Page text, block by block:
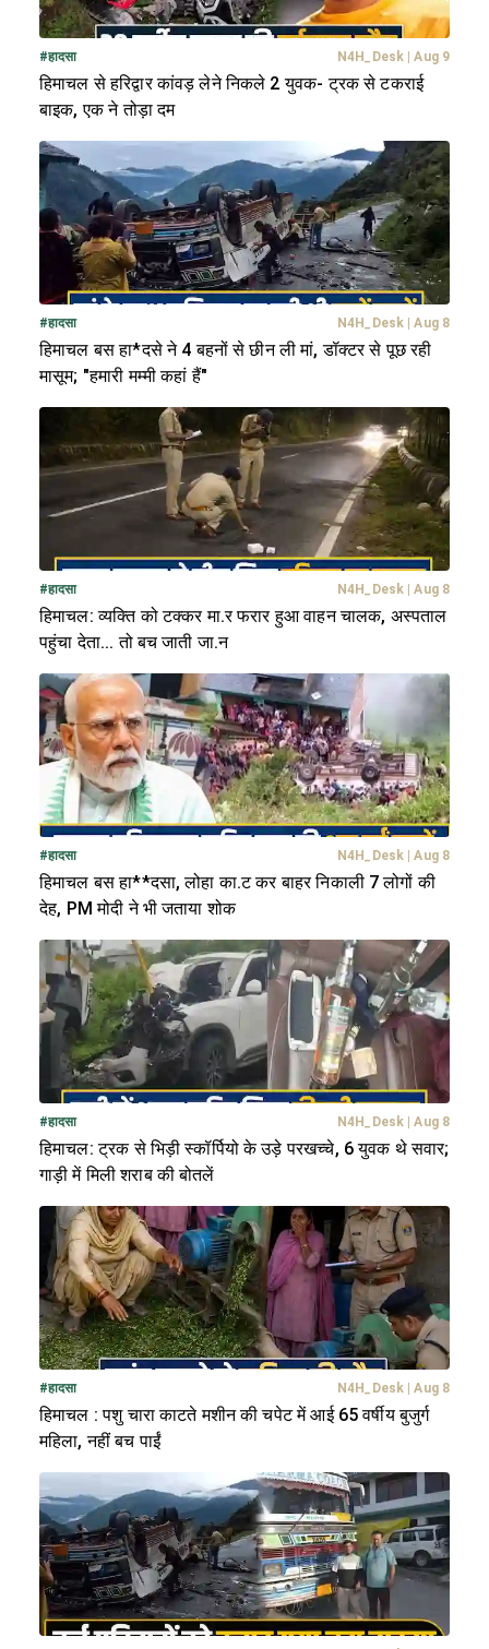
#हादसा N4H_Desk Aug 9
हिमाचल से हरिद्वार कांवड़ लेने निकले 2 युवक- ट्रक से टकराई
बाइक, एक ने तोड़ा दम
#हादसा N4H_Desk Aug 8
हिमाचल बस हा*दसे ने 4 बहनों से छीन ली मां, डॉक्टर से पूछ रही
मासूम; "हमारी मम्मी कहां हैं"
#हादसा N4H_Desk Aug 8
हिमाचल: व्यक्ति को टक्कर मा.र फरार हुआ वाहन चालक, अस्पताल
पहुंचा देता... तो बच जाती जा.न
#हादसा N4H_Desk Aug 8
हिमाचल बस हा**दसा, लोहा का.ट कर बाहर निकाली 7 लोगों की
देह, PM मोदी ने भी जताया शोक
#हादसा N4H_Desk Aug 8
हिमाचल: ट्रक से भिड़ी स्कॉर्पियो के उड़े परखच्चे, 6 युवक थे सवार;
गाड़ी में मिली शराब की बोतलें
#हादसा N4H_Desk Aug 8
हिमाचल : पशु चारा काटते मशीन की चपेट में आई 65 वर्षीय बुजुर्ग
महिला, नहीं बच पाईं